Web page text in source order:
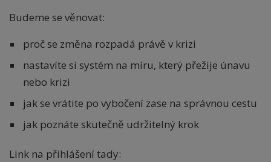
Budeme se věnovat:
proč se změna rozpadá právě v krizi
nastavíte si systém na míru, který přežije únavu
nebo krizi
jak se vrátite po vybočení zase na správnou cestu
jak poznáte skutečně udržitelný krok
Link na přihlášení tady: